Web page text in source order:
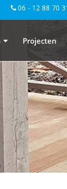
06 - 12 88 70
Projecten